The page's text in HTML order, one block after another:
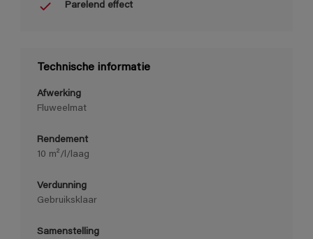
Parelend effect
Technische informatie
Afwerking
Fluweelmat
Rendement
10 m²/l/laag
Verdunning
Gebruiksklaar
Samenstelling